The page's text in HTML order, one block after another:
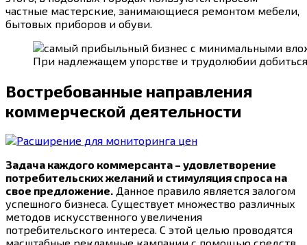
частные мастерские, занимающиеся ремонтом мебели,
бытовых приборов и обуви.
При надлежащем упорстве и трудолюбии
Востребованные направления
коммерческой деятельности
Задача каждого коммерсанта – удовлетворение
потребительских желаний и стимуляция спроса на
свое предложение. Данное правило является залогом
успешного бизнеса. Существует множество различных
методов искусственного увеличения
потребительского интереса. С этой целью проводятся